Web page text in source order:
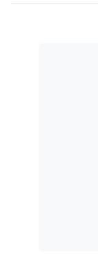
votada em